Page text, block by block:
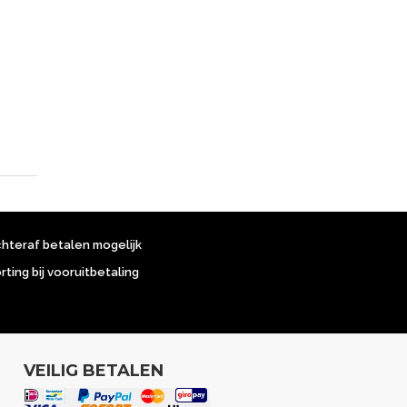
betalen mogelijk
bij vooruitbetaling
VEILIG BETALEN